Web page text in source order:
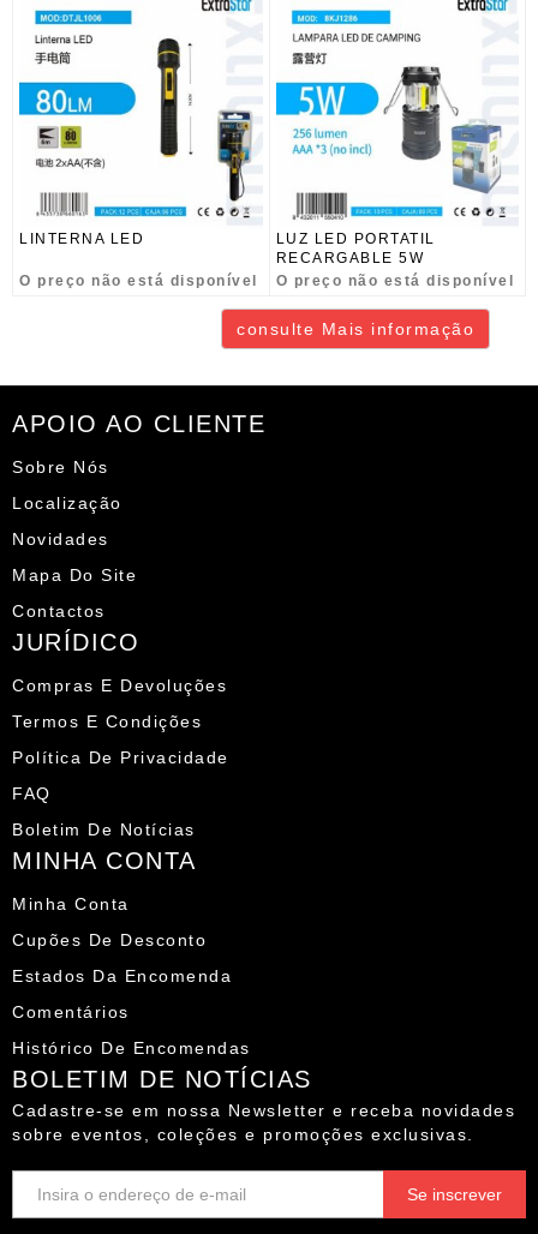
LINTERNA LED
O preço não está disponível
LUZ LED PORTATIL
RECARGABLE 5W
O preço não está disponível
consulte Mais informação
APOIO AO CLIENTE
Sobre Nós
Localização
Novidades
Mapa Do Site
Contactos
JURÍDICO
Compras E Devoluções
Termos E Condições
Política De Privacidade
FAQ
Boletim De Notícias
MINHA CONTA
Minha Conta
Cupões De Desconto
Estados Da Encomenda
Comentários
Histórico De Encomendas
BOLETIM DE NOTÍCIAS
Cadastre-se em nossa Newsletter e receba novidades
sobre eventos, coleções e promoções exclusivas.